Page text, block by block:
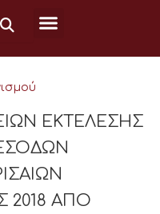
ΕΚΤΕΛΕΣΗΣ
2018 ΑΠΟ